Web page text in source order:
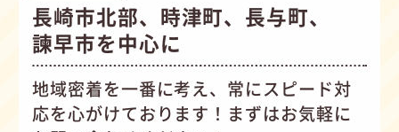
長崎市北部、時津町、長与町、
諫早市を中心に
地域密着を一番に考え、常にスピード対
応を心がけております！まずはお気軽に